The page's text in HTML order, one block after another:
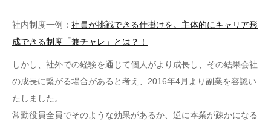
社内制度一例： 社員が挑戦できる仕掛けを。主体的にキャリア形
成できる制度「兼チャレ」とは？！
しかし、社外での経験を通じて個人がより成長し、その結果会社
の成長に繋がる場合があると考え、2016年4月より副業を容認い
たしました。
常勤役員全員でそのような効果があるか、逆に本業が疎かになる